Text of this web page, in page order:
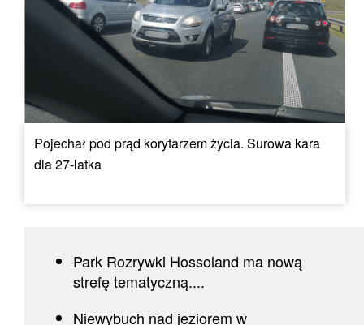
Pojechał pod prąd korytarzem życia. Surowa kara
dla 27-latka
Park Rozrywki Hossoland ma nową
strefę tematyczną....
Niewybuch nad jeziorem w